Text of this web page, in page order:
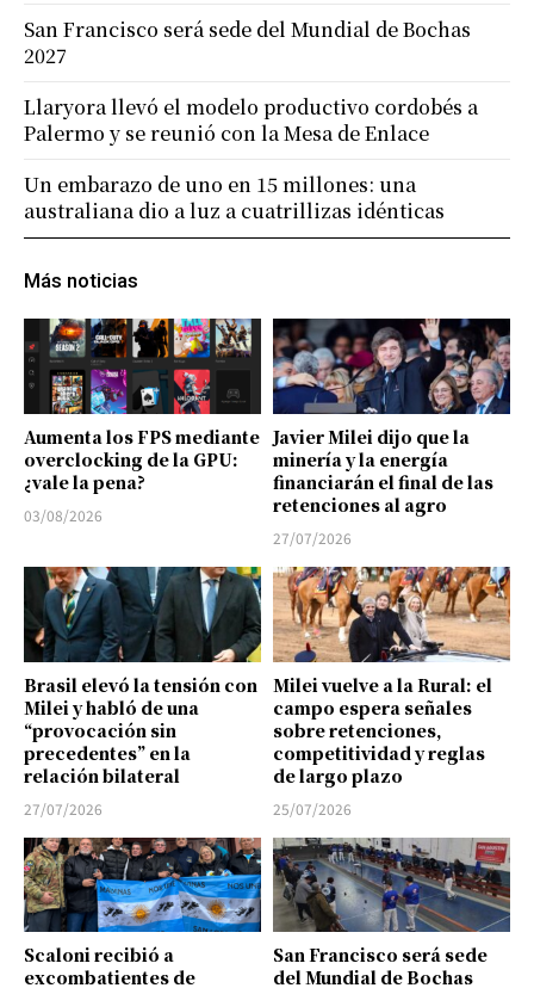
Más noticias
Aumenta los FPS mediante
overclocking de la GPU:
¿vale la pena?
03/08/2026
Javier Milei dijo que la
minería y la energía
financiarán el final de las
retenciones al agro
27/07/2026
Brasil elevó la tensión con
Milei y habló de una
“provocación sin
precedentes” en la
relación bilateral
27/07/2026
Milei vuelve a la Rural: el
campo espera señales
sobre retenciones,
competitividad y reglas
de largo plazo
25/07/2026
Scaloni recibió a
excombatientes de
San Francisco será sede
del Mundial de Bochas
San Francisco será sede del Mundial de Bochas
2027
Llaryora llevó el modelo productivo cordobés a
Palermo y se reunió con la Mesa de Enlace
Un embarazo de uno en 15 millones: una
australiana dio a luz a cuatrillizas idénticas